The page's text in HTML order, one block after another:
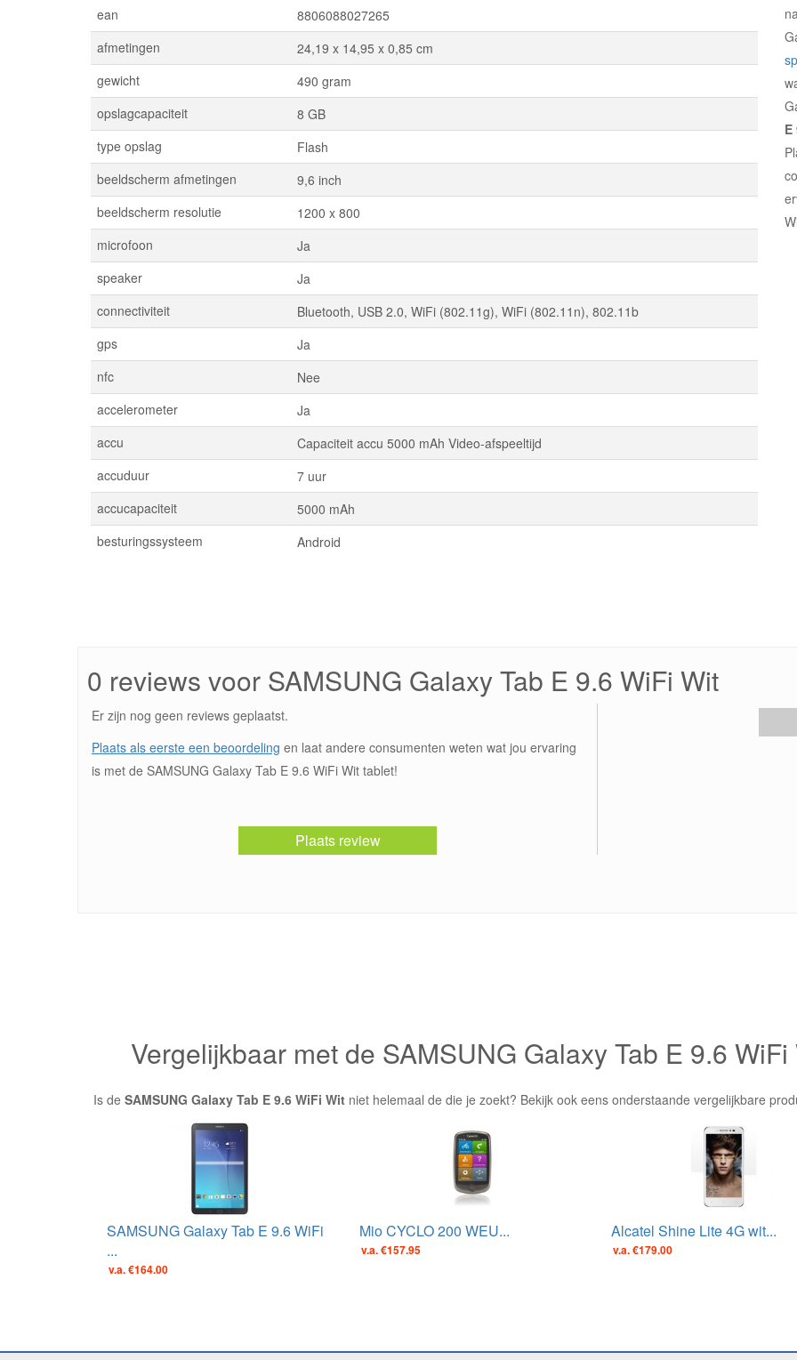
ean
8806088027265
afmetingen
24,19 x 14,95 x 0,85 cm
gewicht
490 gram
opslagcapaciteit
8 GB
type opslag
Flash
beeldscherm afmetingen
9,6 inch
beeldscherm resolutie
1200 x 800
microfoon
Ja
speaker
Ja
connectiviteit
Bluetooth, USB 2.0, WiFi (802.11g), WiFi (802.11n), 802.11b
gps
Ja
nfc
Nee
accelerometer
Ja
accu
Capaciteit accu 5000 mAh Video-afspeeltijd
accuduur
7 uur
accucapaciteit
5000 mAh
besturingssysteem
Android
E
0 reviews voor SAMSUNG Galaxy Tab E 9.6 WiFi Wit
Er zijn nog geen reviews geplaatst.
Plaats als eerste een beoordeling en laat andere consumenten weten wat jou ervaring
is met de SAMSUNG Galaxy Tab E 9.6 WiFi Wit tablet!
Plaats review
Vergelijkbaar met de SAMSUNG Galaxy Tab E 9.6 WiFi
Is de SAMSUNG Galaxy Tab E 9.6 WiFi Wit niet helemaal de die je zoekt? Bekijk ook eens onderstaande vergelijkbare
SAMSUNG Galaxy Tab E 9.6 WiFi
...
v.a. €164.00
Mio CYCLO 200 WEU...
v.a. €157.95
Alcatel Shine Lite 4G wit...
v.a. €179.00